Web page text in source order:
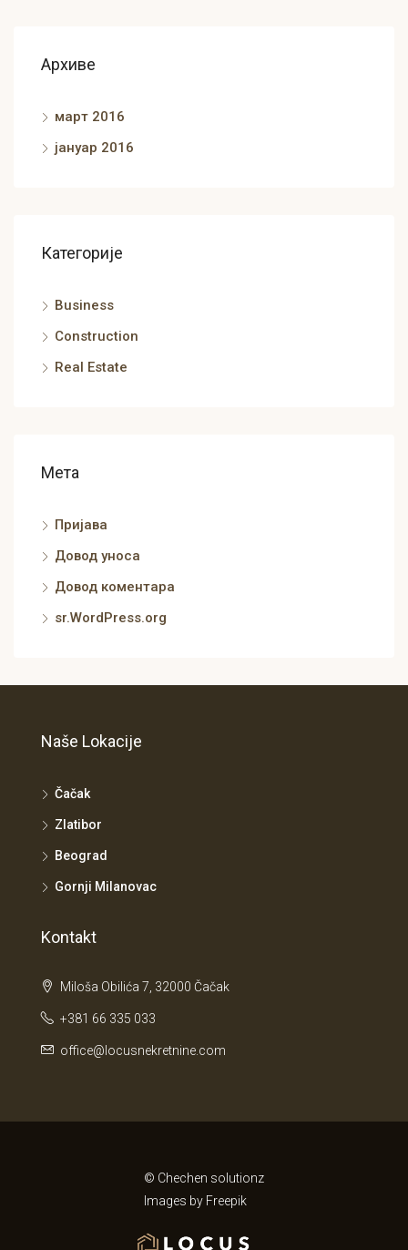
Архиве
март 2016
јануар 2016
Категорије
Business
Construction
Real Estate
Мета
Пријава
Довод уноса
Довод коментара
sr.WordPress.org
Naše Lokacije
Čačak
Zlatibor
Beograd
Gornji Milanovac
Kontakt
Miloša Obilića 7, 32000 Čačak
+381 66 335 033
office@locusnekretnine.com
© Chechen solutionz
Images by Freepik